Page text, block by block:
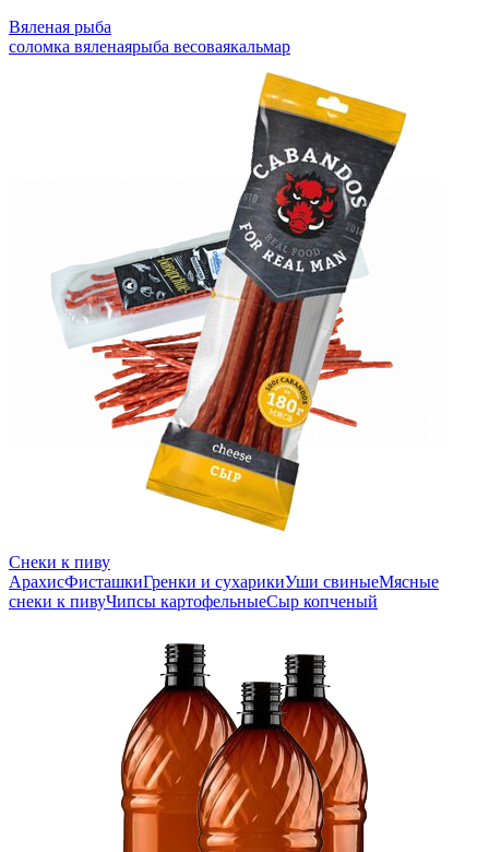
Вяленая рыба
соломка вяленаярыба весоваякальмар
Снеки к пиву
АрахисФисташкиГренки и сухарикиУши свиныеМясные
снеки к пивуЧипсы картофельныеСыр копченый